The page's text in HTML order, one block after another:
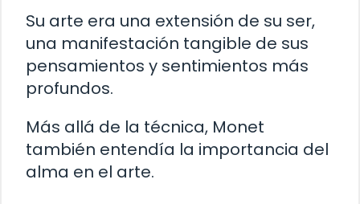
Su arte era una extensión de su ser,
una manifestación tangible de sus
pensamientos y sentimientos más
profundos.
Más allá de la técnica, Monet
también entendía la importancia del
alma en el arte.